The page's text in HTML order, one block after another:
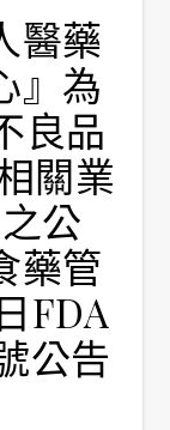
醫藥
』為
良品
關業
公
藥管
FDA
公告